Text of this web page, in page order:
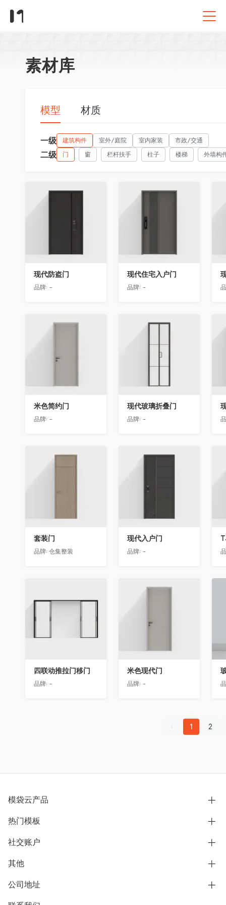
素材库
模型 材质
一级 建筑构件 室外/庭院 室内家装 市政/交通
二级 门 窗 栏杆扶手 柱子 楼梯 外墙构
收藏
现代防盗门
品牌: -
收藏
现代住宅入户门
品牌: -
收藏
米色简约门
品牌: -
收藏
现代玻璃折叠门
品牌: -
收藏
套装门
品牌: 仓集整装
收藏
现代入户门
品牌: -
四联动推拉门移门
品牌: -
收藏
米色现代门
品牌: -
1 2
模袋云产品
别墅设计营销
模型协同展示分享
别墅社区
热门模板
欧式别墅
中式别墅
社交账户
B站
抖音
微信公众号
其他
用户服务协议
隐私政策
公司地址